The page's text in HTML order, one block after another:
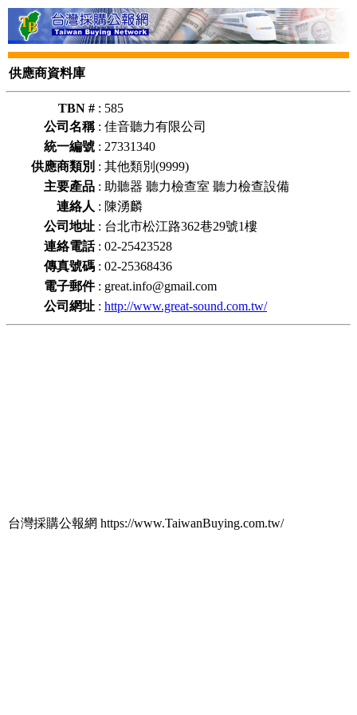
供應商資料庫
TBN # : 585
公司名稱: 佳音聽力有限公司
統一編號 : 27331340
供應商類別 : 其他類別(9999)
主要產品 : 助聽器 聽力檢查室 聽力檢查設備
連絡人 : 陳湧麟
公司地址 : 台北市松江路362巷29號1樓
連絡電話: 02-25423528
傳真號碼 : 02-25368436
電子郵件: great.info@gmail.com
公司網址 : http://www.great-sound.com.tw/
台灣採購公報網 https://www.TaiwanBuying.com.tw/